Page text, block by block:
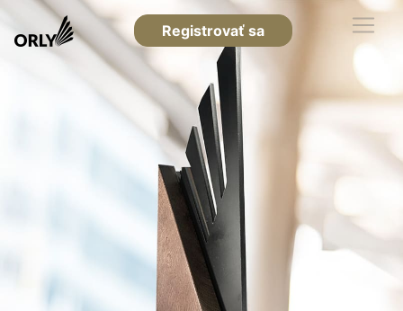
Registrovať sa